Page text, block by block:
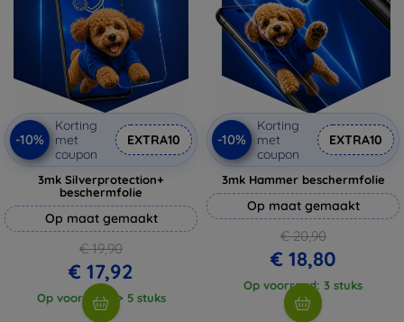
-10%
Korting
met
coupon
EXTRA10
3mk Silverprotection+
beschermfolie
Op maat gemaakt
€ 19,90
€ 17,92
Op voorraad: > 5 stuks
-10%
Korting
met
coupon
EXTRA10
3mk Hammer beschermfolie
Op maat gemaakt
€ 20,90
€ 18,80
Op voorraad: 3 stuks